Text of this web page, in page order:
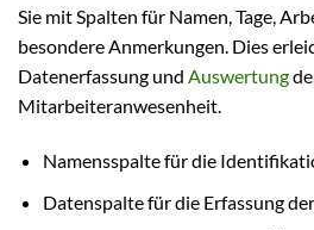
Sie mit Spalten für Namen, Tage,
besondere Anmerkungen. Dies
Datenerfassung und Auswertung
Mitarbeiteranwesenheit.
Namensspalte für die
Datenspalte für die Erfassung